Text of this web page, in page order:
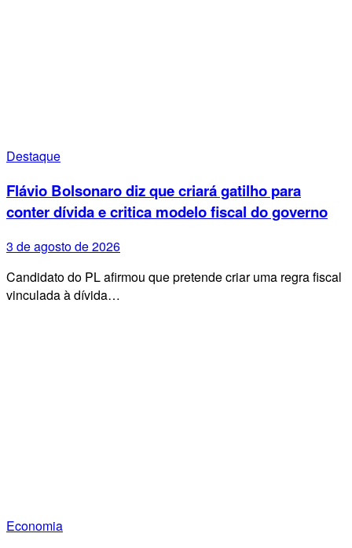
Destaque
Flávio Bolsonaro diz que criará gatilho para
conter dívida e critica modelo fiscal do governo
3 de agosto de 2026
Candidato do PL afirmou que pretende criar uma regra fiscal
vinculada à dívida…
Economia